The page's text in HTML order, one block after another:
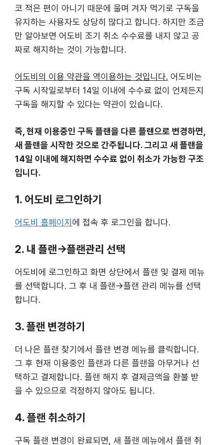
코 적은 편이 아니기 때문에 울며 겨자 먹기로 구독을
유지하는 사용자도 상당히 많다고 합니다. 하지만 조금
만 알아보면 어도비 조기 취소 수수료를 내지 않고 공
짜로 해지하는 것이 가능합니다.
어도비의 이용 약관을 역이용하는 것입니다. 어도비는
구독 시작일로부터 14일 이내에 수수료 없이 언제든지
구독을 해지할 수 있다는 약관이 있습니다.
즉, 현재 이용중인 구독 플랜을 다른 플랜으로 변경하면,
새 플랜을 시작한 것으로 간주됩니다. 그리고 새 플랜을
14일 이내에 해지하면 수수료 없이 취소가 가능한 구조
입니다.
1. 어도비 로그인하기
어도비 홈페이지 에 접속 후 로그인을 합니다.
2. 내 플랜→플랜관리 선택
어도비에 로그인하고 화면 상단에서 플랜 및 결제 메뉴
를 선택합니다. 그 후 내 플랜→플랜 관리 메뉴를 선택
합니다.
3. 플랜 변경하기
더 나은 플랜 찾기에서 플랜 변경 메뉴를 클릭합니다.
그 후 현재 이용중인 플랜과 다른 플랜을 아무거나 선
택하고 결제합니다. 플랜 해지 후 결제금액을 환불 받
을 수 있으므로 걱정하지 않아도 됩니다.
4. 플랜 취소하기
구독 플랜 변경이 완료되면, 새 플랜 메뉴에서 플랜 취